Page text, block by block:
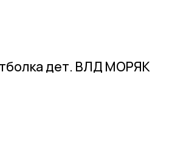
дет. ВЛД МОРЯК